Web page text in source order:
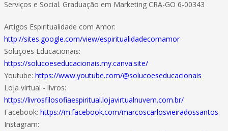
Serviços e Social. Graduação em Marketing CRA-GO 6-00343
Artigos Espiritualidade com Amor:
http://sites.google.com/view/espiritualidadecomamor
Soluções Educacionais:
https://solucoeseducacionais.my.canva.site/
Youtube: https://www.youtube.com/@solucoeseducacionais
Loja virtual - livros:
https://livrosfilosofiaespiritual.lojavirtualnuvem.com.br/
Facebook: https://m.facebook.com/marcoscarlosvieiradossantos
Instagram: